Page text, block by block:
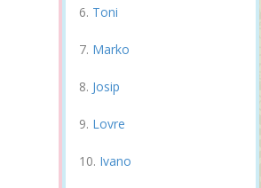
Toni
Marko
Josip
Lovre
Ivano